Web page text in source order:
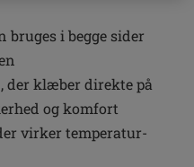
bruges i begge sider
der klæber direkte på
og komfort
virker temperatur-